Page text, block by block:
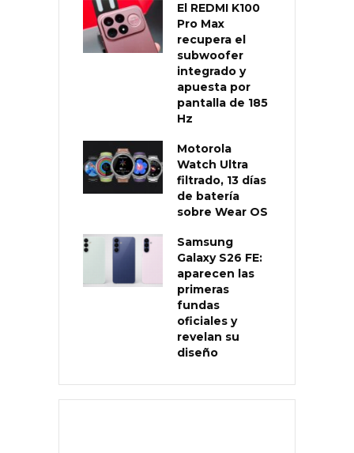
El REDMI K100
Pro Max
recupera el
subwoofer
integrado y
apuesta por
pantalla de 185
Hz
Motorola
Watch Ultra
filtrado, 13 días
de batería
sobre Wear OS
Samsung
Galaxy S26 FE:
aparecen las
primeras
fundas
oficiales y
revelan su
diseño